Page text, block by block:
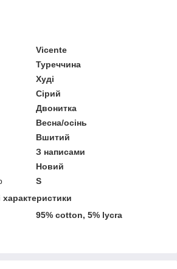
Vicente
Туреччина
Худі
Сірий
Двонитка
Весна/осінь
Вшитий
З написами
Новий
S
95% cotton, 5% lycra